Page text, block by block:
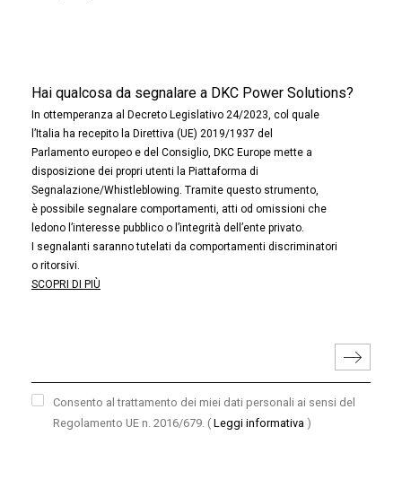
Hai qualcosa da segnalare a DKC Power Solutions?
In ottemperanza al Decreto Legislativo 24/2023, col quale
l’Italia ha recepito la Direttiva (UE) 2019/1937 del
Parlamento europeo e del Consiglio, DKC Europe mette a
disposizione dei propri utenti la Piattaforma di
Segnalazione/Whistleblowing. Tramite questo strumento,
è possibile segnalare comportamenti, atti od omissioni che
ledono l’interesse pubblico o l’integrità dell’ente privato.
I segnalanti saranno tutelati da comportamenti discriminatori
o ritorsivi.
SCOPRI DI PIÙ
Consento al trattamento dei miei dati personali ai sensi del
Regolamento UE n. 2016/679. ( Leggi informativa )